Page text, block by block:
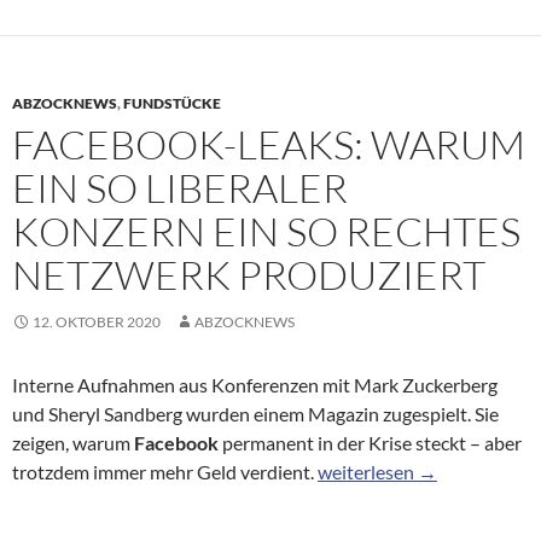
ABZOCKNEWS,FUNDSTÜCKE
FACEBOOK-LEAKS: WARUM
EIN SO LIBERALER
KONZERN EIN SO RECHTES
NETZWERK PRODUZIERT
12. OKTOBER 2020 ABZOCKNEWS
Interne Aufnahmen aus Konferenzen mit Mark Zuckerberg
und Sheryl Sandberg wurden einem Magazin zugespielt. Sie
zeigen, warum Facebook permanent in der Krise steckt – aber
trotzdem immer mehr Geld verdient.Facebook-Leaks: Warum
weiterlesen →